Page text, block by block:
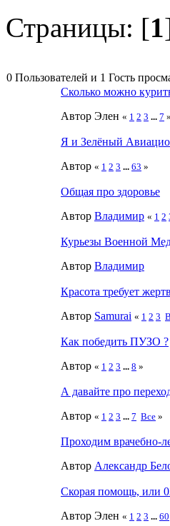
Страницы: [1
0 Пользователей и 1 Гость
Сколько можно
Автор Элен « 1 2 3 ... 7 »
Я и Зелёный
Автор « 1 2 3 ... 63 »
Общая про здоровье
Автор Влaдимир « 1 2
Курьезы Военной
Автор Влaдимир
Красота требует жертв
Автор Samurai « 1 2 3
Как победить ПУЗО ?
Автор « 1 2 3 ... 8 »
А давайте про
Автор « 1 2 3 ... 7 Все »
Проходим врачебно-
Автор Александр
Скорая помощь, или
Автор Элeн « 1 2 3 ... 60